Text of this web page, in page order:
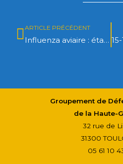
ARTICLE PRÉCÉDENT
Influenza aviaire : état des lieux de la situation épidémiologique au 13/12/2017
Groupement de
de la Haute-
32 rue de
31300
05 61 10